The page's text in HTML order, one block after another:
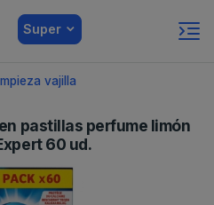
Super
vajilla
pastillas perfume limón
60 ud.